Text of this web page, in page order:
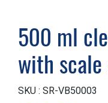
500 ml
with
SKU : SR-VB50003